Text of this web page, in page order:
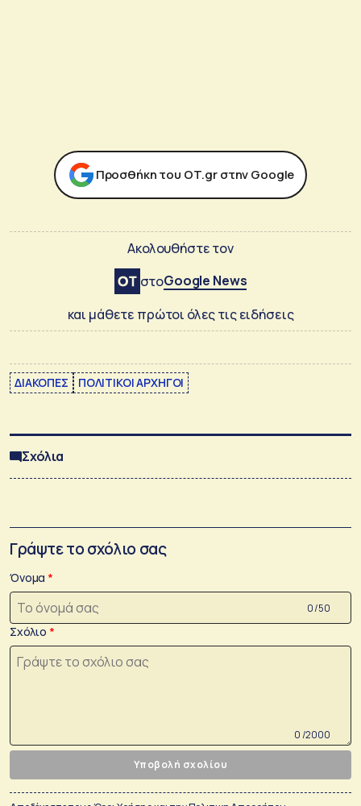
Προσθήκη του ΟΤ.gr στην Google
Ακολουθήστε τον
στοGoogle News
και μάθετε πρώτοι όλες τις ειδήσεις
ΔΙΑΚΟΠΕΣ ΠΟΛΙΤΙΚΟΙ ΑΡΧΗΓΟΙ
Σχόλια
Γράψτε το σχόλιο σας
Όνομα
0 /50
Σχόλιο
0 /2000
Υποβολή σχολίου